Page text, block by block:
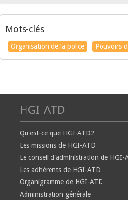
Mots-clés
Organisation de la police Pouvoirs
HGI-ATD
Qu'est-ce que HGI-ATD?
Les missions de HGI-ATD
Le conseil d'administration de HGI-
Les adhérents de HGI-ATD
Organigramme de HGI-ATD
Administration générale